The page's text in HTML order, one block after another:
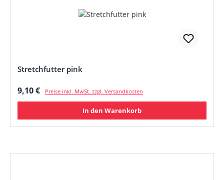
Stretchfutter pink
Regulärer Preis:
9,10 € Preise inkl. MwSt. zzgl. Versandkosten
In den Warenkorb